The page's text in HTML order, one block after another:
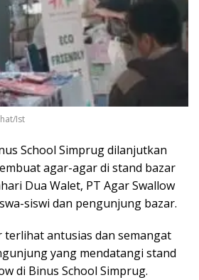
Ist
School Simprug dilanjutkan
agar-agar di stand bazar
Dua Walet, PT Agar Swallow
siswi dan pengunjung bazar.
terlihat antusias dan semangat
yang mendatangi stand
di Binus School Simprug.